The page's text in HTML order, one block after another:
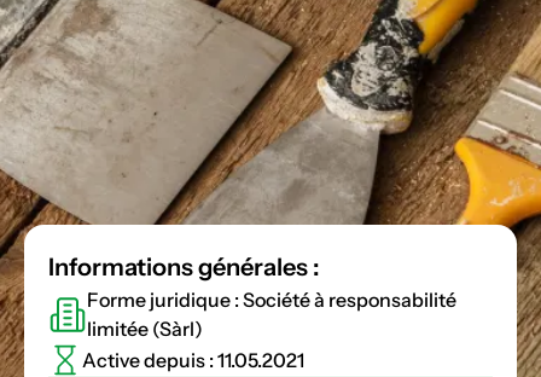
Informations générales :
Forme juridique : Société à responsabilité
limitée (Sàrl)
Active depuis : 11.05.2021